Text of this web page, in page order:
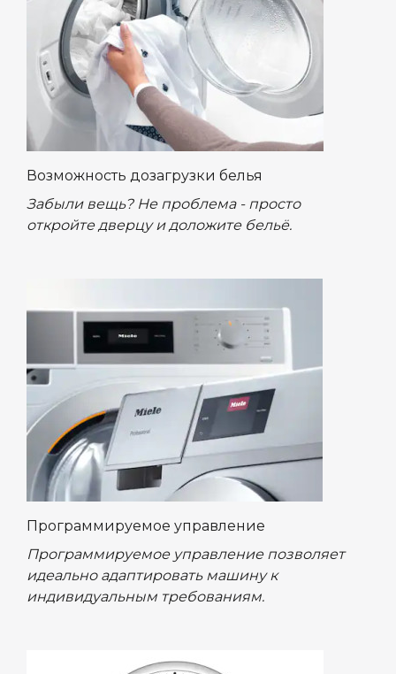
Возможность дозагрузки белья
Забыли вещь? Не проблема - просто
откройте дверцу и доложите бельё.
Программируемое управление
Программируемое управление позволяет
идеально адаптировать машину к
индивидуальным требованиям.